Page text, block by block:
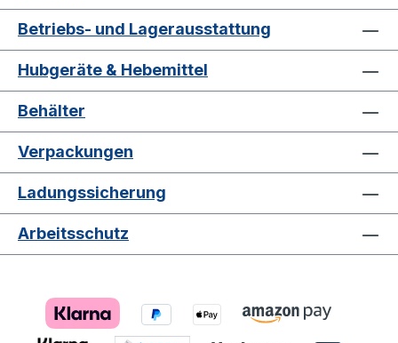
Betriebs- und Lagerausstattung
Hubgeräte & Hebemittel
Behälter
Verpackungen
Ladungssicherung
Arbeitsschutz